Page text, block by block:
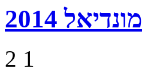
מונדיאל 2014
2 1